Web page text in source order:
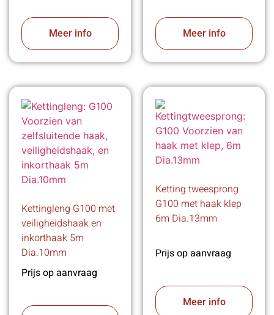
Meer info Meer info
Kettingleng G100 met
veiligheidshaak en
inkorthaak 5m
Dia.10mm
Prijs op aanvraag
Ketting tweesprong
G100 met haak klep
6m Dia.13mm
Prijs op aanvraag
Meer info